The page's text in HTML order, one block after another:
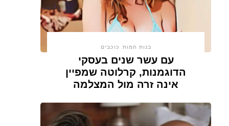
בנות חמות כוכבים
עם עשר שנים בעסקי
הדוגמנות, קרלוטה שמפיין
אינה זרה מול המצלמה